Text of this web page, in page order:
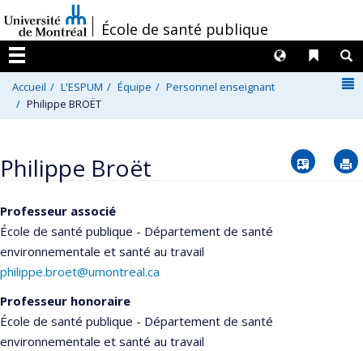
au
contenu
/École de santé publique
Menu
Liens
Langues
Accueil L'ESPUM Équipe
Personnel enseignant
Philippe BROËT
Philippe Broët Vcard
Professeur associé
École de santé publique - Département de santé
environnementale et santé au travail
philippe.broet@umontreal.ca
Professeur honoraire
École de santé publique - Département de santé
environnementale et santé au travail